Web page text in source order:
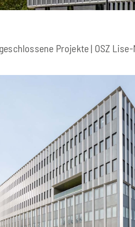
Projekte| OSZ